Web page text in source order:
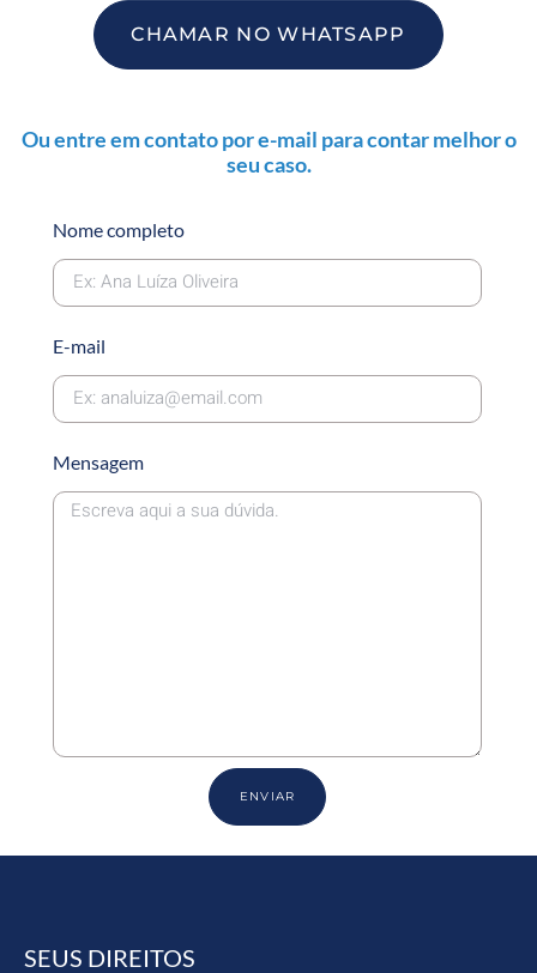
CHAMAR NO WHATSAPP
Ou entre em contato por e-mail para contar melhor o
seu caso.
Nome completo
E-mail
Mensagem
ENVIAR
SEUS DIREITOS